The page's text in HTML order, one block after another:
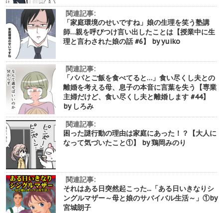
関連記事:
「家庭環境のせいですね」娘の生理を笑う塾講
師…親を呼びつけ言い出したことは【授業中に生
理と言わされた娘の話 #6】 by yuiko
関連記事:
「パパとご飯を食べてると…」食い尽くし夫との
離婚を考える母、息子の本音に言葉を失う【専業
主婦だけど、食い尽くし夫と離婚します #44】
by しろみ
関連記事:
困った謎行動の理由は家庭にあった！？【大人に
なって気づいたこと①】 by 鶏岡みのり
関連記事:
それはある日突然起こった...「ある日いきなりシ
ングルマザー～母と娘のサバイバル生活～」①by
宮城朗子